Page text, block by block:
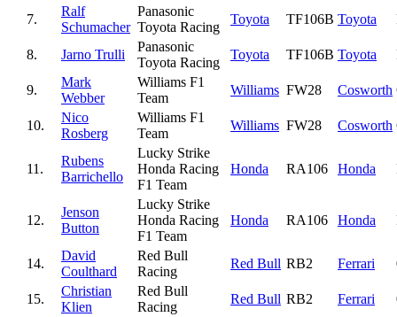
7.
Ralf
Schumacher
Panasonic
Toyota Racing
Toyota TF106B Toyota
8. Jarno Trulli
Panasonic
Toyota Racing
Toyota TF106B Toyota
9.
Mark
Webber
Williams F1
Team
Williams FW28 Cosworth
10.
Nico
Rosberg
Williams F1
Team
Williams FW28 Cosworth
11.
Rubens
Barrichello
Lucky Strike
Honda Racing
F1 Team
Honda RA106 Honda
12.
Jenson
Button
Lucky Strike
Honda Racing
F1 Team
Honda RA106 Honda
14.
David
Coulthard
Red Bull
Racing
Red Bull RB2 Ferrari
15.
Christian
Klien
Red Bull
Racing
Red Bull RB2 Ferrari